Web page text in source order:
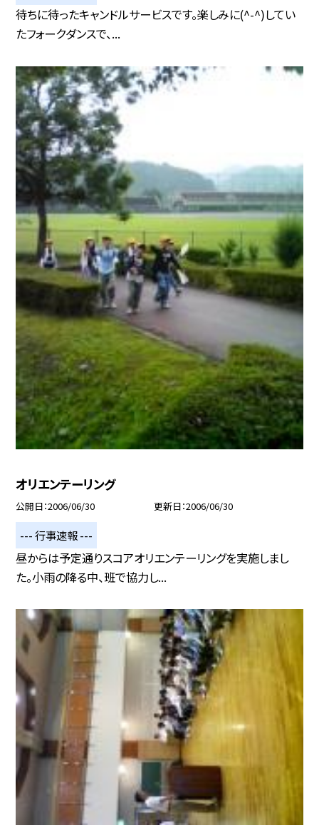
待ちに待ったキャンドルサービスです。楽しみに(^-^)してい
たフォークダンスで、...
オリエンテーリング
公開日 2006/06/30 更新日 2006/06/30
--- 行事速報 ---
昼からは予定通りスコアオリエンテーリングを実施しまし
た。小雨の降る中、班で協力し...